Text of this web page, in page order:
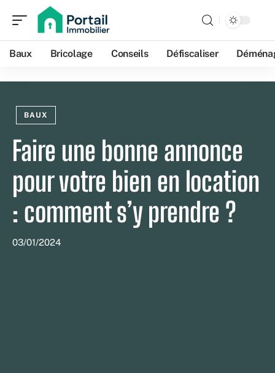
Baux Bricolage Conseils Défiscaliser
BAUX
Faire une bonne annonce
pour votre bien en location
: comment s’y prendre ?
03/01/2024